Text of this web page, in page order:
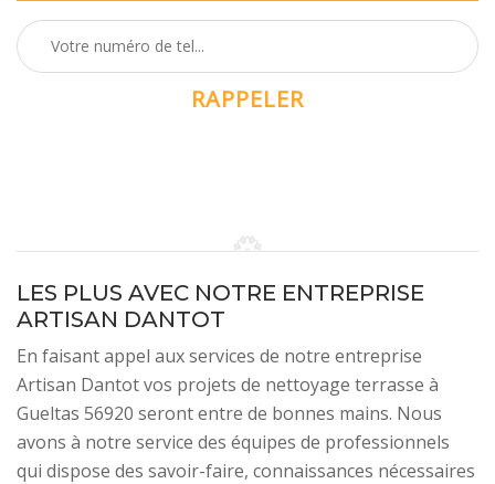
LES PLUS AVEC NOTRE ENTREPRISE
ARTISAN DANTOT
En faisant appel aux services de notre entreprise
Artisan Dantot vos projets de nettoyage terrasse à
Gueltas 56920 seront entre de bonnes mains. Nous
avons à notre service des équipes de professionnels
qui dispose des savoir-faire, connaissances nécessaires